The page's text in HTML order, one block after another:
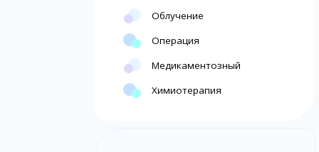
Облучение
Операция
Медикаментозный
Химиотерапия